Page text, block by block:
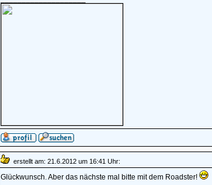
erstellt am: 21.6.2012 um 16:41 Uhr:
Glückwunsch. Aber das nächste mal bitte mit dem Roadster!